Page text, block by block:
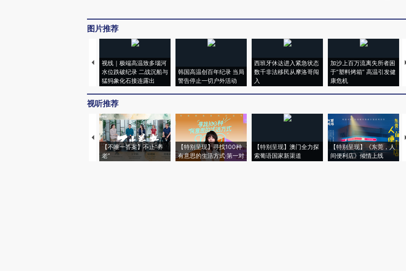
图片推荐
视线｜极端高温致多瑙河
水位跌破纪录 二战沉船与
猛犸象化石接连露出
韩国高温创百年纪录 当局
警告停止一切户外活动
西班牙休达进入紧急状态
数千非法移民从摩洛哥闯
入
加沙上百万流离失所者困
于“塑料烤箱” 高温引发健
康危机
视听推荐
【不唯一答案】不止“养
老”
【特别呈现】寻找100种
有意思的生活方式·第一对
【特别呈现】澳门全力探
索葡语国家新渠道
【特别呈现】《东莞，人
间便利店》倾情上线